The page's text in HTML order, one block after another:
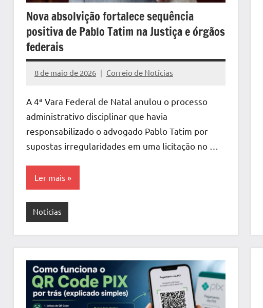
Nova absolvição fortalece sequência
positiva de Pablo Tatim na Justiça e órgãos
federais
8 de maio de 2026 Correio de Notícias
Nenhum
A 4ª Vara Federal de Natal anulou o processo
administrativo disciplinar que havia
responsabilizado o advogado Pablo Tatim por
supostas irregularidades em uma licitação no …
Ler mais
Notícias